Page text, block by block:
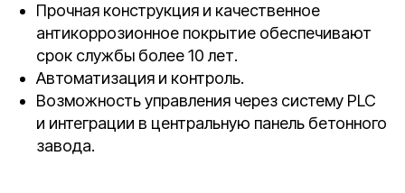
Прочная конструкция и качественное
антикоррозионное покрытие обеспечивают
срок службы более 10 лет.
Автоматизация и контроль.
Возможность управления через систему PLC
и интеграции в центральную панель бетонного
завода.